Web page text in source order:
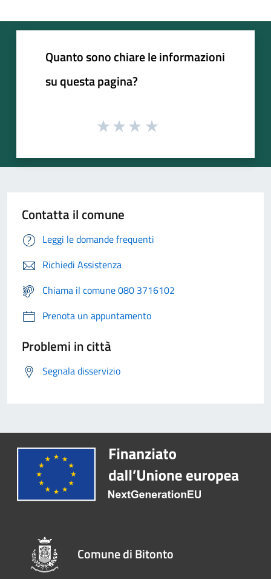
Quanto sono chiare le informazioni
su questa pagina?
Contatta il comune
Leggi le domande frequenti
Richiedi Assistenza
Chiama il comune 080 3716102
Prenota un appuntamento
Problemi in città
Segnala disservizio
Comune di Bitonto